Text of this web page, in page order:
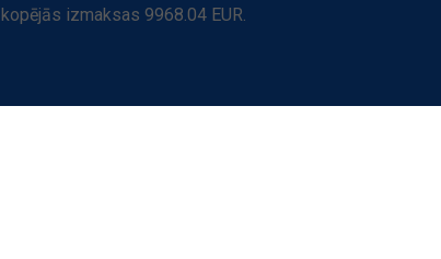
izmaksas 9968.04 EUR.